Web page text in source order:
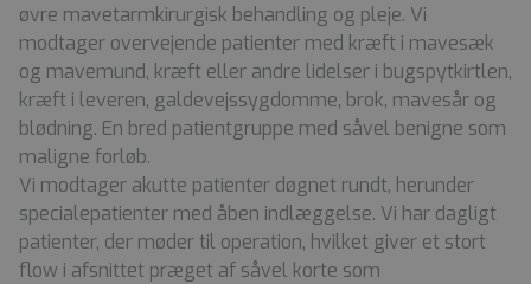
øvre mavetarmkirurgisk behandling og pleje. Vi
modtager overvejende patienter med kræft i mavesæk
og mavemund, kræft eller andre lidelser i bugspytkirtlen,
kræft i leveren, galdevejssygdomme, brok, mavesår og
blødning. En bred patientgruppe med såvel benigne som
maligne forløb.
Vi modtager akutte patienter døgnet rundt, herunder
specialepatienter med åben indlæggelse. Vi har dagligt
patienter, der møder til operation, hvilket giver et stort
flow i afsnittet præget af såvel korte som